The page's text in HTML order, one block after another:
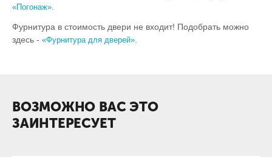
«Погонаж»
Фурнитура в стоимость двери не входит! Подобрать можно
здесь - «Фурнитура для дверей»
ВОЗМОЖНО ВАС ЭТО
ЗАИНТЕРЕСУЕТ